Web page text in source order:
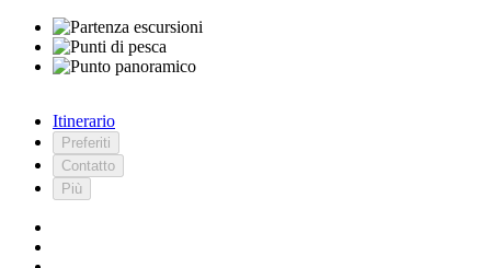
Itinerario
Preferiti
Contatto
Più